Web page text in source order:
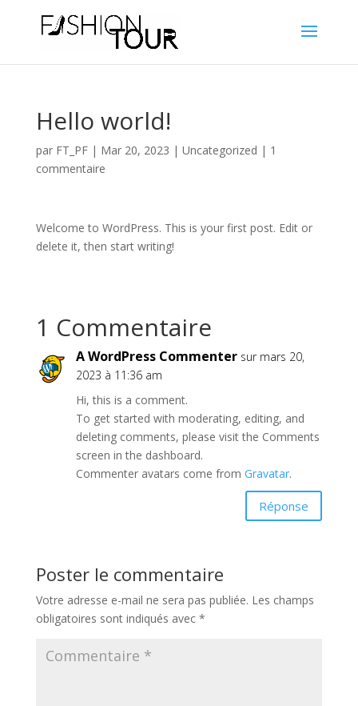
Hello world!
par FT_PF| Mar 20, 2023 | Uncategorized | 1
commentaire
Welcome to WordPress. This is your first post. Edit or
delete it, then start writing!
1 Commentaire
A WordPress Commenter sur mars 20,
2023 à 11:36 am
Hi, this is a comment.
To get started with moderating, editing, and
deleting comments, please visit the Comments
screen in the dashboard.
Commenter avatars come from Gravatar.
Réponse
Poster le commentaire
Votre adresse e-mail ne sera pas publiée. Les champs
obligatoires sont indiqués avec *